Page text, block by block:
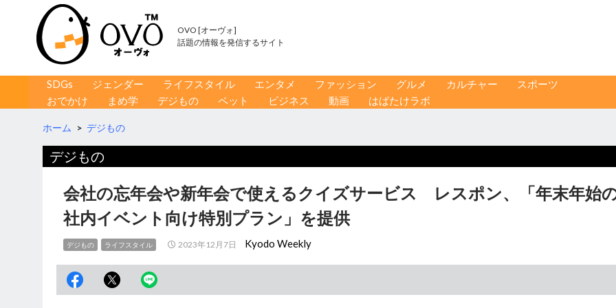
OVO [オーヴォ]
話題の情報を発信するサイト
コンテンツへ移動
SDGs ジェンダー ライフスタイル エンタメ ファッション グルメ カルチャー
スポーツ
おでかけ
まめ学 デジもの ペット ビジネス 動画 はばたけラボ
ホーム > デジもの
デジもの
会社の忘年会や新年会で使えるクイズサービス レスポン、「年末年始
社内イベント向け特別プラン」を提供
デジもの ライフスタイル 2023年12月7日 Kyodo Weekly